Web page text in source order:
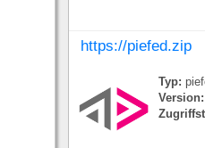
https://piefed.zip
Typ:
Version: